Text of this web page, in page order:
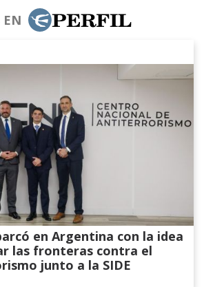
EN
en Argentina con la idea
las fronteras contra el
junto a la SIDE